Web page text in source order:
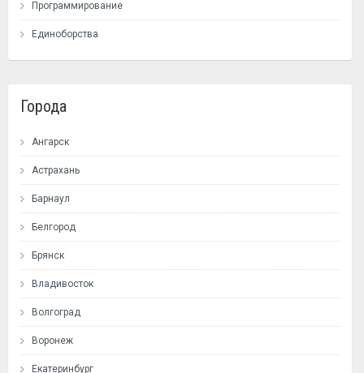
Программирование
Единоборства
Города
Ангарск
Астрахань
Барнаул
Белгород
Брянск
Владивосток
Волгоград
Воронеж
Екатеринбург